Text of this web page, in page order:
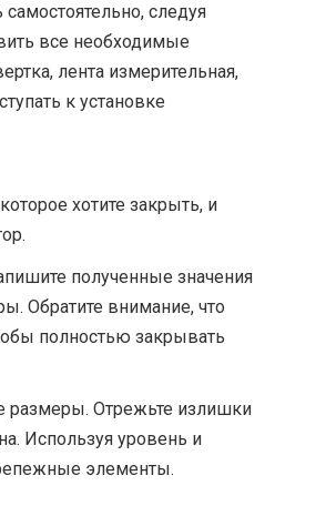
следуя
все необходимые
лента измерительная,
к установке
хотите закрыть, и
полученные значения
Обратите внимание, что
полностью закрывать
размеры. Отрежьте излишки
Используя уровень и
элементы.